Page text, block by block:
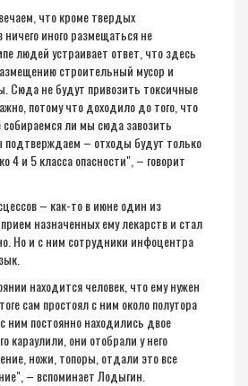
что кроме твердых
иного размещаться не
людей устраивает ответ, что здесь
строительный мусор и
Сюда не будут привозить токсичные
потому что доходило до того, что
ли мы сюда завозить
– отходы будут только
4 и 5 класса опасности", – говорит
– как-то в июне один из
назначенных ему лекарств и стал
Но и с ним сотрудники инфоцентра
находится человек, что ему нужен
сам простоял с ним около полутора
ним постоянно находились двое
караулили, они отобрали у него
ножи, топоры, отдали это все
– вспоминает Лодыгин.